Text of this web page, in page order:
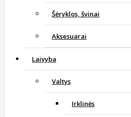
Šėryklos, švinai
Aksesuarai
Laivyba
Valtys
Irklinės